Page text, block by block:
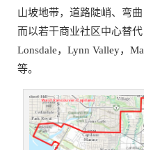
山坡地带，道路陡峭、弯
而以若干商业社区中心替
Lonsdale，Lynn Valley，
等。